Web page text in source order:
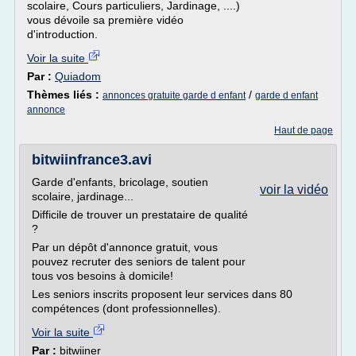
scolaire, Cours particuliers, Jardinage, ....)
vous dévoile sa première vidéo
d'introduction.
Voir la suite
Par : Quiadom
Thèmes liés : annonces gratuite garde d enfant/ garde d enfant
annonce
Haut de page
bitwiinfrance3.avi
voir la vidéo
Garde d'enfants, bricolage, soutien
scolaire, jardinage...
Difficile de trouver un prestataire de qualité
?
Par un dépôt d'annonce gratuit, vous
pouvez recruter des seniors de talent pour
tous vos besoins à domicile!
Les seniors inscrits proposent leur services dans 80
compétences (dont professionnelles).
Voir la suite
Par : bitwiiner